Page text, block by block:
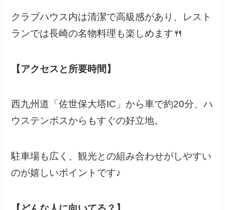
クラブハウス内は清潔で高級感があり、レスト
ランでは長崎の名物料理も楽しめます🍴
【アクセスと所要時間】
西九州道「佐世保大塔IC」から車で約20分、ハ
ウステンボスからもすぐの好立地。
駐車場も広く、観光との組み合わせがしやすい
のが嬉しいポイントです♪